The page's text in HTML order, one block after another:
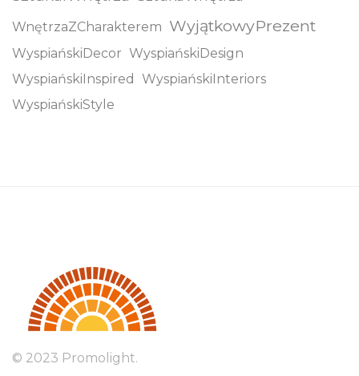
WnętrzaZCharakterem WyjątkowyPrezent
WyspiańskiDecor WyspiańskiDesign
WyspiańskiInspired
WyspiańskiInteriors
WyspiańskiStyle
© 2023 Promolight.